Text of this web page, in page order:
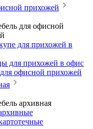
прихожей
для офисной
для прихожей в
для прихожей в офис
офисной прихожей
архивная